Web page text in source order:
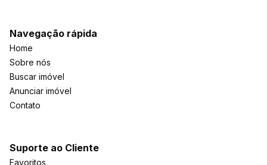
Navegação rápida
Home
Sobre nós
Buscar imóvel
Anunciar imóvel
Contato
Suporte ao Cliente
Favoritos